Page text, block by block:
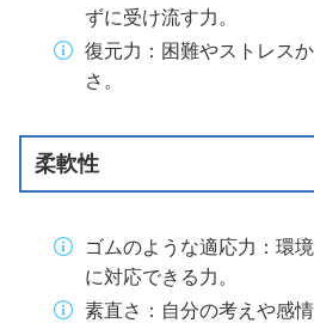
ずに受け流す力。
復元力：困難やストレス
さ。
柔軟性
ゴムのような適応力：環
に対応できる力。
素直さ：自分の考えや感